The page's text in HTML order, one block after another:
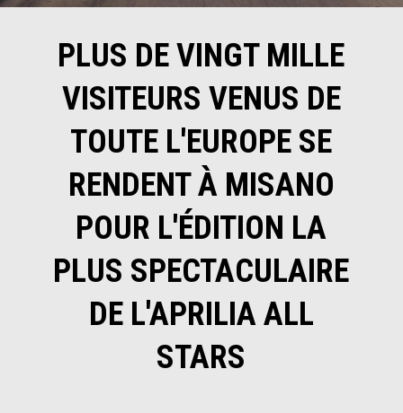
PLUS DE VINGT MILLE
VISITEURS VENUS DE
TOUTE L'EUROPE SE
RENDENT À MISANO
POUR L'ÉDITION LA
PLUS SPECTACULAIRE
DE L'APRILIA ALL
STARS